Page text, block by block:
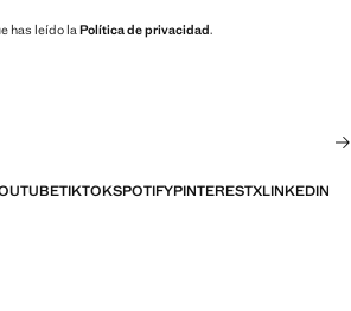
has leído la Política de privacidad.
TIKTOKSPOTIFYPINTERESTXLINKEDIN